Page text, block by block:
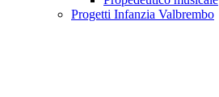
Progetti Infanzia Valbrembo